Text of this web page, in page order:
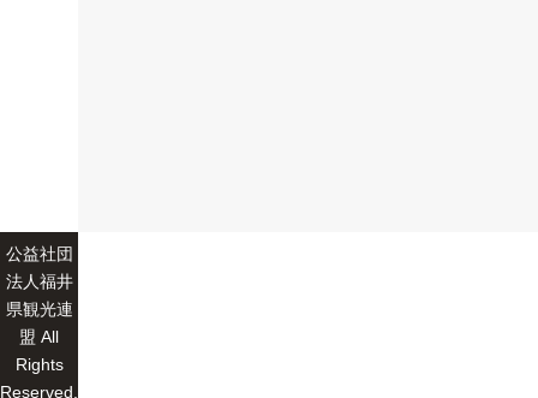
公益社団
法人福井
県観光連
盟 All
Rights
Reserved.